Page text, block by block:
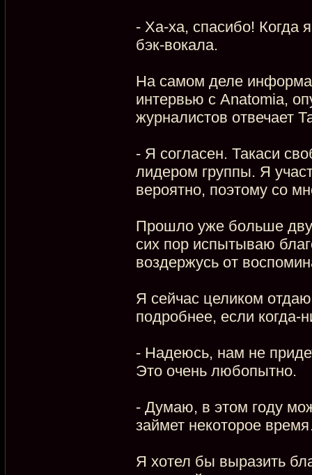
- Ха-ха, спасибо! Когда
бэк-вокала.
На самом деле
интервью с Anatomia,
журналистов отвечает
- Я согласен. Такаси
лидером группы. Я
вероятно, поэтому со
Прошло уже больше
сих пор испытываю
воздержусь от
Я сейчас целиком
подробнее, если
- Надеюсь, нам не
Это очень любопытно.
- Думаю, в этом году
займет некоторое
Я хотел бы выразить